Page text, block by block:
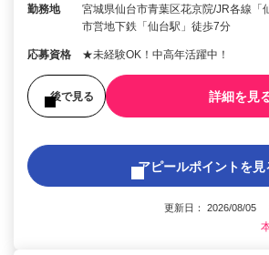
勤務地
宮城県仙台市青葉区花京院/JR各線「
市営地下鉄「仙台駅」徒歩7分
応募資格 ★未経験OK！中高年活躍中！
後で見る 詳細を見
アピールポイントを見
更新日： 2026/08/05